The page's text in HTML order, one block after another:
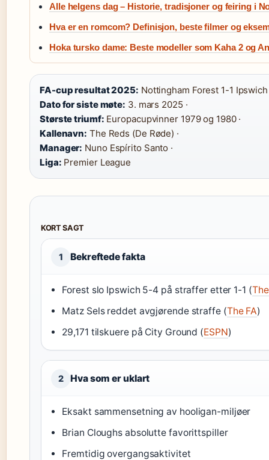
Alle helgens dag – Historie, tradisjoner og feiring i
Hva er en romcom? Definisjon, beste filmer og
Hoka tursko dame: Beste modeller som Kaha 2 og
FA-cup resultat 2025: Nottingham Forest 1-1
Dato for siste møte: 3. mars 2025 ·
Største triumf: Europacupvinner 1979 og 1980 ·
Kallenavn: The Reds (De Røde) ·
Manager: Nuno Espírito Santo ·
Liga: Premier League
KORT SAGT
1 Bekreftede fakta
Forest slo Ipswich 5-4 på straffer etter 1-1 (
Matz Sels reddet avgjørende straffe (The FA)
29,171 tilskuere på City Ground (ESPN)
2 Hva som er uklart
Eksakt sammensetning av hooligan-miljøer
Brian Cloughs absolutte favorittspiller
Fremtidig overgangsaktivitet